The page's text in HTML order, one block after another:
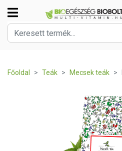
Főoldal Teák Mecsek teák